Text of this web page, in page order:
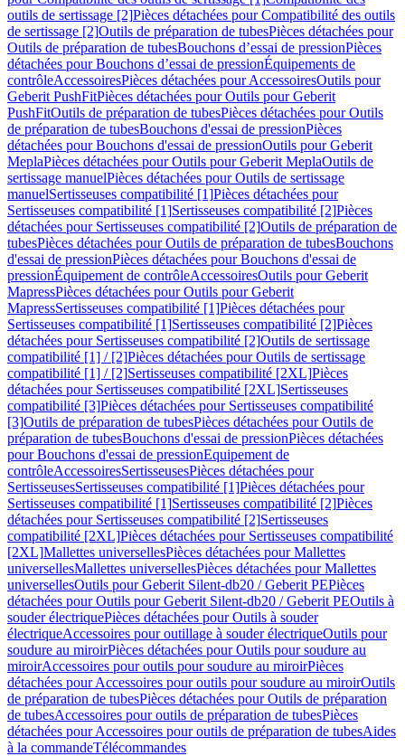
outils de sertissage [2]Pièces détachées pour Compatibilité des outils
de sertissage [2]Outils de préparation de tubesPièces détachées pour
Outils de préparation de tubesBouchons d’essai de pressionPièces
détachées pour Bouchons d’essai de pressionÉquipements de
contrôleAccessoiresPièces détachées pour AccessoiresOutils pour
Geberit PushFitPièces détachées pour Outils pour Geberit
PushFitOutils de préparation de tubesPièces détachées pour Outils
de préparation de tubesBouchons d'essai de pressionPièces
détachées pour Bouchons d'essai de pressionOutils pour Geberit
MeplaPièces détachées pour Outils pour Geberit MeplaOutils de
sertissage manuelPièces détachées pour Outils de sertissage
manuelSertisseuses compatibilité [1]Pièces détachées pour
Sertisseuses compatibilité [1]Sertisseuses compatibilité [2]Pièces
détachées pour Sertisseuses compatibilité [2]Outils de préparation de
tubesPièces détachées pour Outils de préparation de tubesBouchons
d'essai de pressionPièces détachées pour Bouchons d'essai de
pressionÉquipement de contrôleAccessoiresOutils pour Geberit
MapressPièces détachées pour Outils pour Geberit
MapressSertisseuses compatibilité [1]Pièces détachées pour
Sertisseuses compatibilité [1]Sertisseuses compatibilité [2]Pièces
détachées pour Sertisseuses compatibilité [2]Outils de sertissage
compatibilité [1] / [2]Pièces détachées pour Outils de sertissage
compatibilité [1] / [2]Sertisseuses compatibilité [2XL]Pièces
détachées pour Sertisseuses compatibilité [2XL]Sertisseuses
compatibilité [3]Pièces détachées pour Sertisseuses compatibilité
[3]Outils de préparation de tubesPièces détachées pour Outils de
préparation de tubesBouchons d'essai de pressionPièces détachées
pour Bouchons d'essai de pressionEquipement de
contrôleAccessoiresSertisseusesPièces détachées pour
SertisseusesSertisseuses compatibilité [1]Pièces détachées pour
Sertisseuses compatibilité [1]Sertisseuses compatibilité [2]Pièces
détachées pour Sertisseuses compatibilité [2]Sertisseuses
compatibilité [2XL]Pièces détachées pour Sertisseuses compatibilité
[2XL]Mallettes universellesPièces détachées pour Mallettes
universellesMallettes universellesPièces détachées pour Mallettes
universellesOutils pour Geberit Silent-db20 / Geberit PEPièces
détachées pour Outils pour Geberit Silent-db20 / Geberit PEOutils à
souder électriquePièces détachées pour Outils à souder
électriqueAccessoires pour outillage à souder électriqueOutils pour
soudure au miroirPièces détachées pour Outils pour soudure au
miroirAccessoires pour outils pour soudure au miroirPièces
détachées pour Accessoires pour outils pour soudure au miroirOutils
de préparation de tubesPièces détachées pour Outils de préparation
de tubesAccessoires pour outils de préparation de tubesPièces
détachées pour Accessoires pour outils de préparation de tubesAides
à la commandeTélécommandes